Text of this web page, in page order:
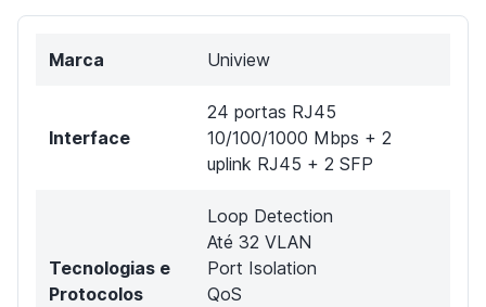
Marca Uniview
Interface
24 portas RJ45
10/100/1000 Mbps + 2
uplink RJ45 + 2 SFP
Tecnologias e
Protocolos
Loop Detection
Até 32 VLAN
Port Isolation
QoS